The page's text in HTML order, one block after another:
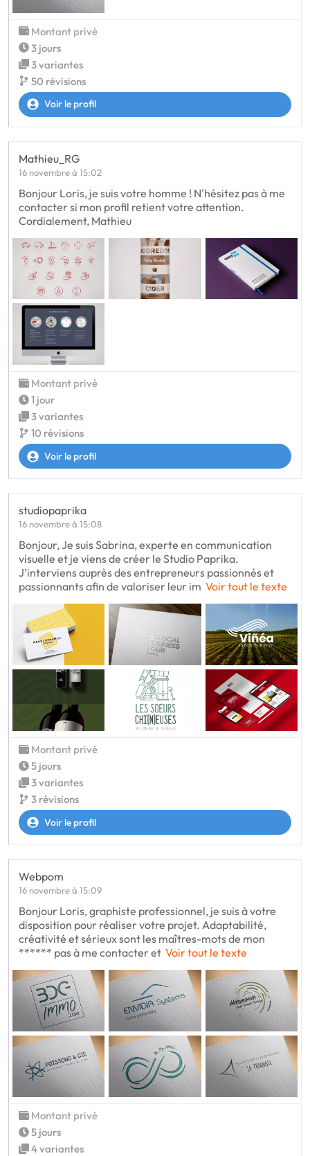
Montant privé
3 jours
3 variantes
50 révisions
Voir le profil
Mathieu_RG
16 novembre à 15:02
Bonjour Loris, je suis votre homme ! N'hésitez pas à me
contacter si mon profil retient votre attention.
Cordialement, Mathieu
Montant privé
1 jour
3 variantes
10 révisions
Voir le profil
studiopaprika
16 novembre à 15:08
Bonjour, Je suis Sabrina, experte en communication
visuelle et je viens de créer le Studio Paprika.
J’interviens auprès des entrepreneurs passionnés et
passionnants afin de valoriser leur im Voir tout le texte
Montant privé
5 jours
3 variantes
3 révisions
Voir le profil
Webpom
16 novembre à 15:09
Bonjour Loris, graphiste professionnel, je suis à votre
disposition pour réaliser votre projet. Adaptabilité,
créativité et sérieux sont les maîtres-mots de mon
****** pas à me contacter et Voir tout le texte
Montant privé
5 jours
4 variantes